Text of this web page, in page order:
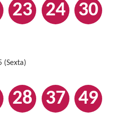
23 24 30
(Sexta)
28 37 49